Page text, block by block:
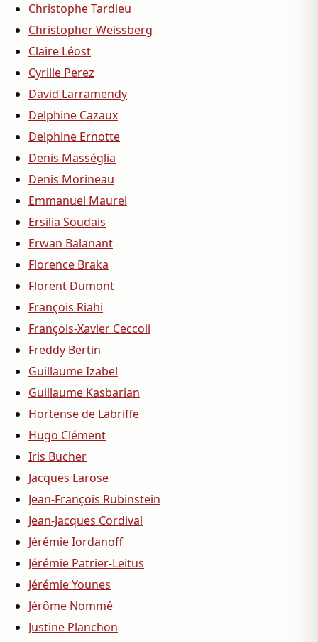
Christophe Tardieu
Christopher Weissberg
Claire Léost
Cyrille Perez
David Larramendy
Delphine Cazaux
Delphine Ernotte
Denis Masséglia
Denis Morineau
Emmanuel Maurel
Ersilia Soudais
Erwan Balanant
Florence Braka
Florent Dumont
François Riahi
François-Xavier Ceccoli
Freddy Bertin
Guillaume Izabel
Guillaume Kasbarian
Hortense de Labriffe
Hugo Clément
Iris Bucher
Jacques Larose
Jean-François Rubinstein
Jean-Jacques Cordival
Jérémie Iordanoff
Jérémie Patrier-Leitus
Jérémie Younes
Jérôme Nommé
Justine Planchon